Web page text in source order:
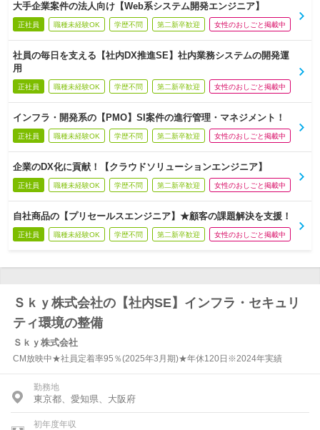
大手企業案件の法人向け【Web系システム開発エンジニア】
正社員 職種未経験OK 学歴不問 第二新卒歓迎 女性のおしごと掲載中
社員の毎日を支える【社内DX推進SE】社内業務システムの開発運
用
正社員 職種未経験OK 学歴不問 第二新卒歓迎 女性のおしごと掲載中
インフラ・開発系の【PMO】SI案件の進行管理・マネジメント！
正社員 職種未経験OK 学歴不問 第二新卒歓迎 女性のおしごと掲載中
企業のDX化に貢献！【クラウドソリューションエンジニア】
正社員 職種未経験OK 学歴不問 第二新卒歓迎 女性のおしごと掲載中
自社商品の【プリセールスエンジニア】★顧客の課題解決を支援！
正社員 職種未経験OK 学歴不問 第二新卒歓迎 女性のおしごと掲載中
Ｓｋｙ株式会社の【社内SE】インフラ・セキュリ
ティ環境の整備
Ｓｋｙ株式会社
CM放映中★社員定着率95％(2025年3月期)★年休120日※2024年実績
勤務地
東京都、愛知県、大阪府
初年度年収